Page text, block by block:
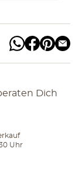
Dich
Uhr